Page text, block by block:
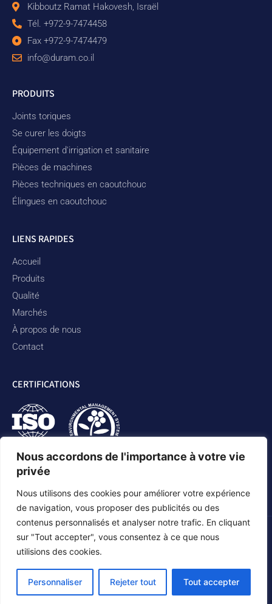
Nous accordons de l'importance à votre vie
privée
Nous utilisons des cookies pour améliorer votre expérience
de navigation, vous proposer des publicités ou des
contenus personnalisés et analyser notre trafic. En cliquant
sur "Tout accepter", vous consentez à ce que nous
utilisions des cookies.
Personnaliser Rejeter tout Tout accepter
Kibboutz Ramat Hakovesh, Israël
Tél. +972-9-7474458
Fax +972-9-7474479
info@duram.co.il
PRODUITS
Joints toriques
Se curer les doigts
Équipement d'irrigation et sanitaire
Pièces de machines
Pièces techniques en caoutchouc
Élingues en caoutchouc
LIENS RAPIDES
Accueil
Produits
Qualité
Marchés
À propos de nous
Contact
CERTIFICATIONS
©2026 Duram Rubber Products. Tous droits réservés.
Politique de confidentialité Déclaration d'accessibilité
Plan du site